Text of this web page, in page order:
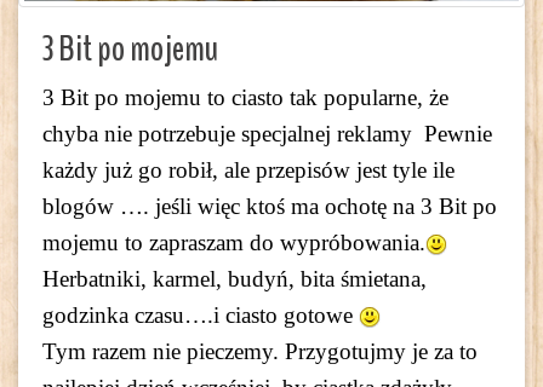
3 Bit po mojemu
3 Bit po mojemu to ciasto tak popularne, że
chyba nie potrzebuje specjalnej reklamy Pewnie
każdy już go robił, ale przepisów jest tyle ile
blogów …. jeśli więc ktoś ma ochotę na 3 Bit po
mojemu to zapraszam do wypróbowania.
Herbatniki, karmel, budyń, bita śmietana,
godzinka czasu….i ciasto gotowe
Tym razem nie pieczemy. Przygotujmy je za to